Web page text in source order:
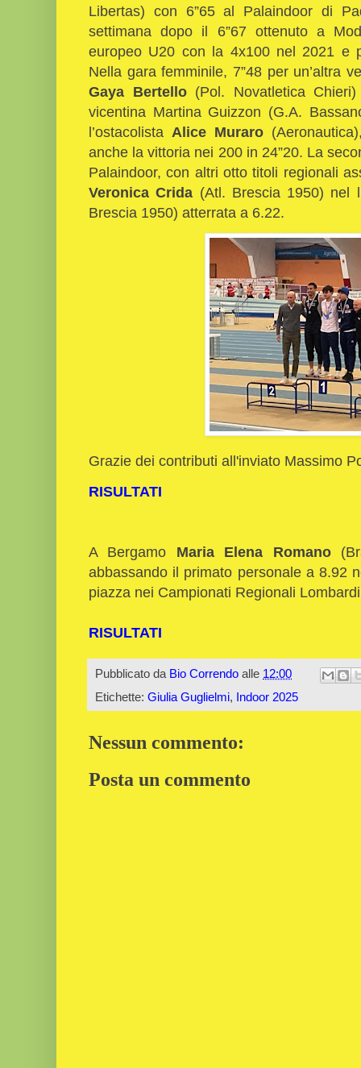
Libertas) con 6”65 al Palaindoor di
settimana dopo il 6”67 ottenuto a
europeo U20 con la 4x100 nel 2021 e
Nella gara femminile, 7”48 per un’altra
Gaya Bertello(Pol. Novatletica
vicentina Martina Guizzon (G.A.
l’ostacolista Alice Muraro
anche la vittoria nei 200 in 24”20. La
Palaindoor, con altri otto titoli regionali
Veronica Crida (Atl. Brescia 1950) nel
Brescia 1950) atterrata a 6.22.
Grazie dei contributi all'inviato Massimo
RISULTATI
A Bergamo Maria Elena Romano
abbassando il primato personale a 8.92
piazza nei Campionati Regionali Lombardi
RISULTATI
Pubblicato da Bio Correndo alle 12:00
Etichette: Giulia Guglielmi, Indoor 2025
Nessun commento:
Posta un commento